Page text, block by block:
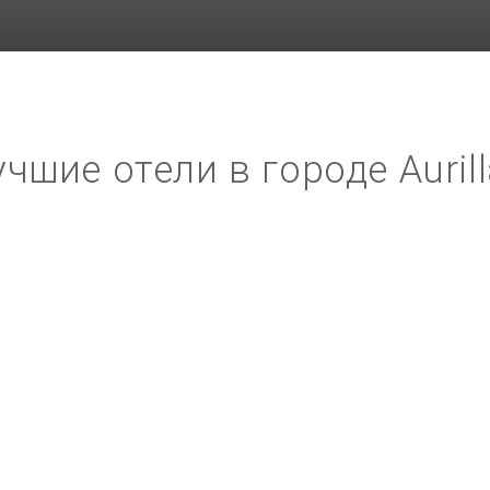
отели в городе